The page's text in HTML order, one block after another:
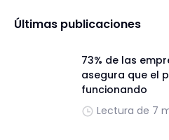
Últimas publicaciones
73% de las
asegura que el
funcionando
Lectura de 7